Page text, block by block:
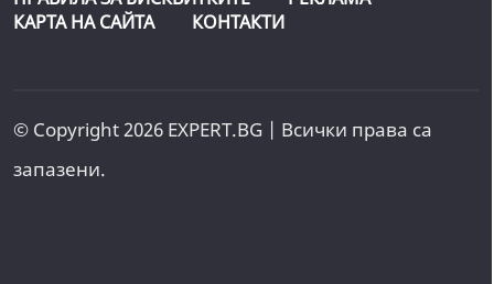
КАРТА НА САЙТА
КОНТАКТИ
© Copyright 2026 EXPERT.BG | Всички права са
запазени.